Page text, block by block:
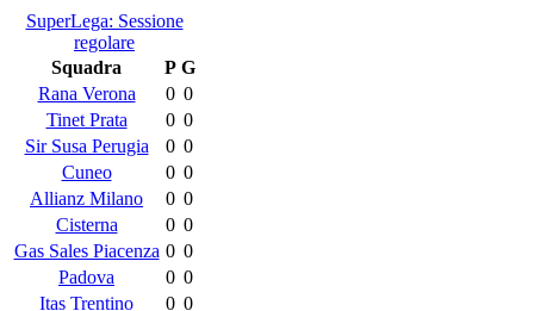
SuperLega: Sessione
regolare
Squadra
P G
Rana Verona
0 0
Tinet Prata
0 0
Sir Susa Perugia
0 0
Cuneo
0 0
Allianz Milano
0 0
Cisterna
0 0
Gas Sales Piacenza 0 0
Padova
0 0
Itas Trentino
0 0